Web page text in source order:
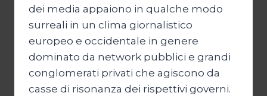
dei media appaiono in qualche modo
surreali in un clima giornalistico
europeo e occidentale in genere
dominato da network pubblici e grandi
conglomerati privati che agiscono da
casse di risonanza dei rispettivi governi.